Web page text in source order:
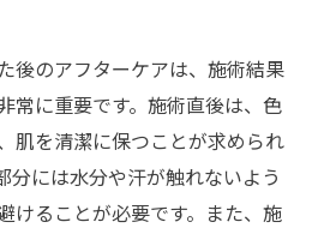
後のアフターケアは、施術結果
常に重要です。施術直後は、色
肌を清潔に保つことが求められ
分には水分や汗が触れないよう
けることが必要です。また、施